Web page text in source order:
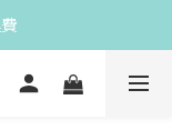
delivery